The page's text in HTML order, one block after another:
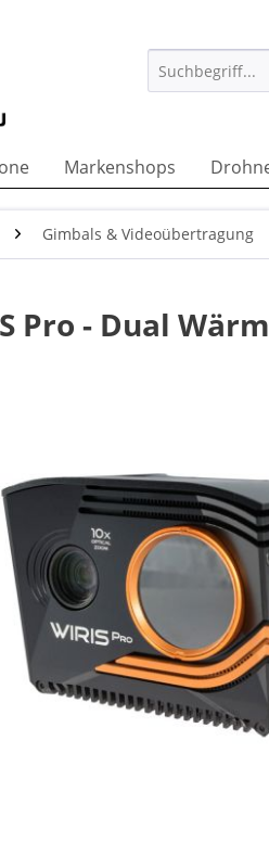
Markenshops
Gimbals & Videoübertragung
Pro - Dual